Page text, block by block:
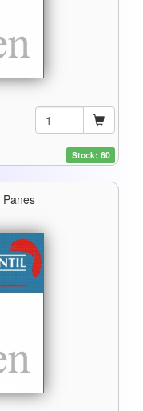
Stock: 60
Panes